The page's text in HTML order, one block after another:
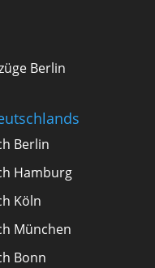
Berlin
Berlin
Hamburg
Köln
München
Bonn